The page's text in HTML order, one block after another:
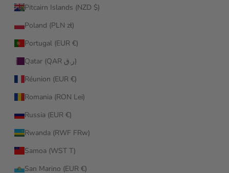
Pitcairn Islands (NZD $)
Poland (PLN zł)
Portugal (EUR €)
Qatar (QAR ر.ق)
Réunion (EUR €)
Romania (RON Lei)
Russia (EUR €)
Rwanda (RWF FRw)
Samoa (WST T)
San Marino (EUR €)